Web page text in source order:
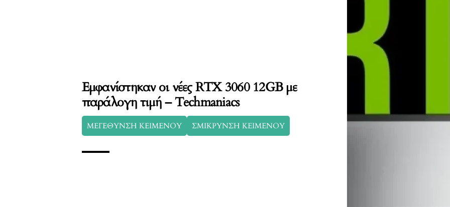
Εμφανίστηκαν οι νέες RTX 3060 12GB με
παράλογη τιμή – Techmaniacs
ΜΕΓΕΘΥΝΣΗ ΚΕΙΜΕΝΟΥ ΣΜΙΚΡΥΝΣΗ ΚΕΙΜΕΝΟΥ